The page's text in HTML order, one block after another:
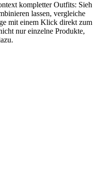
kompletter Outfits: Sieh
lassen, vergleiche
mit einem Klick direkt zum
nur einzelne Produkte,